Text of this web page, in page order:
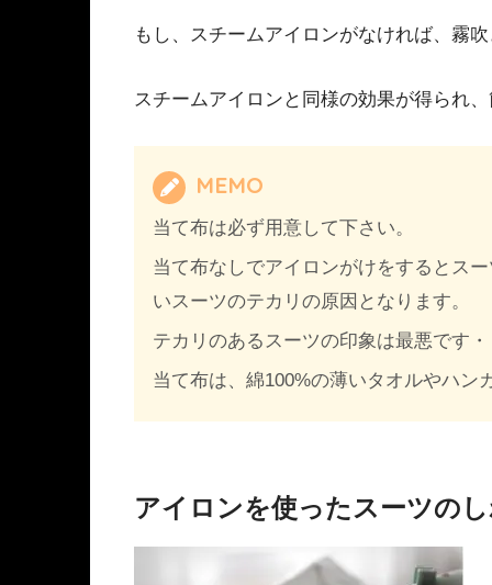
もし、スチームアイロンがなければ、霧
スチームアイロンと同様の効果が得られ
MEMO
当て布は必ず用意して下さい。
当て布なしでアイロンがけをするとス
いスーツのテカリの原因となります。
テカリのあるスーツの印象は最悪です
当て布は、綿100%の薄いタオルやハン
アイロンを使ったスーツの